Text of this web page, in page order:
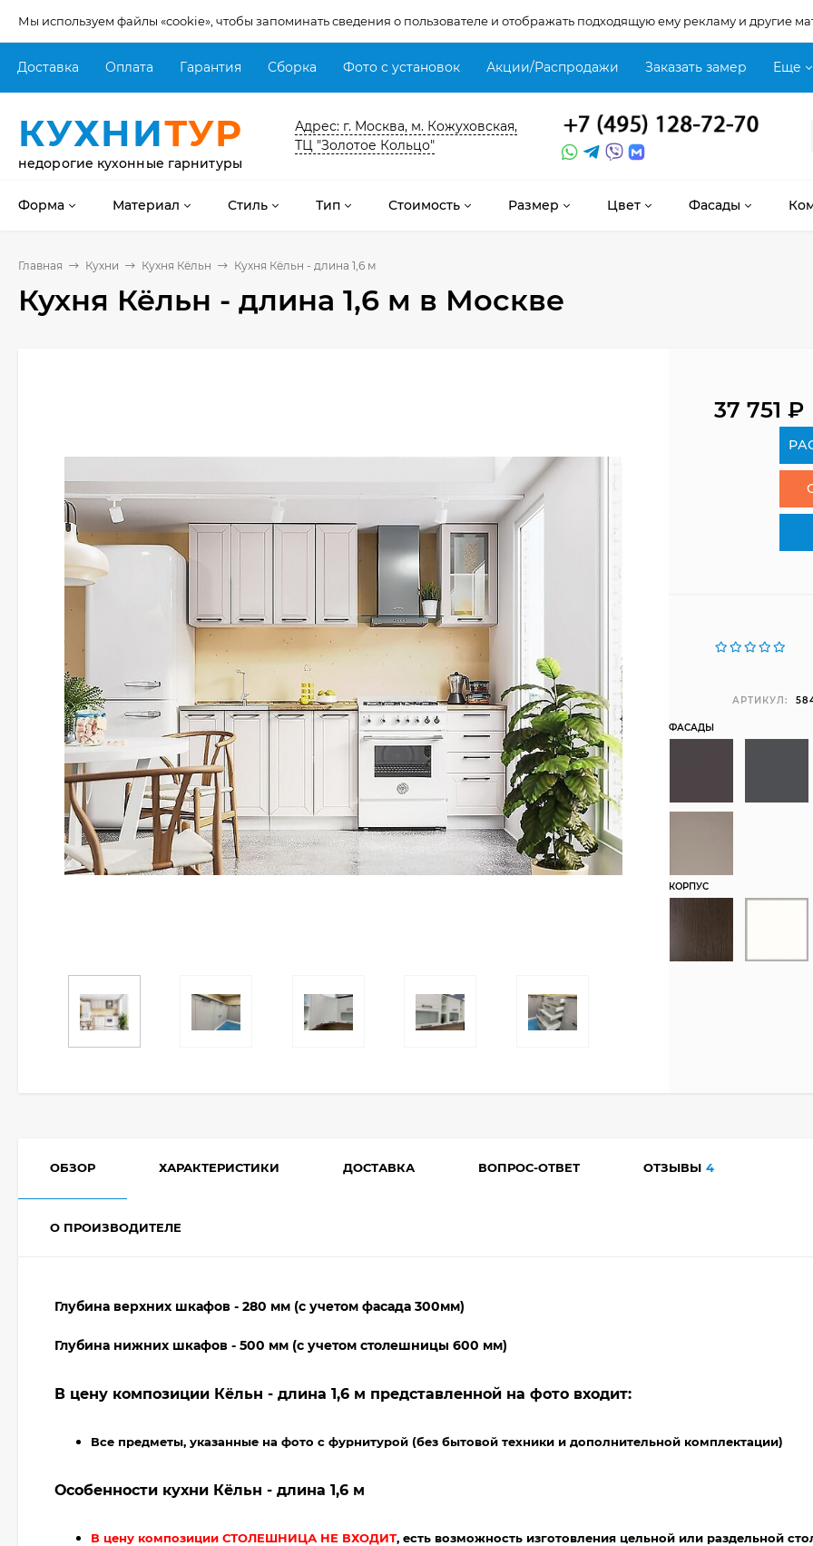
Мы используем файлы «cookie», чтобы запоминать сведения о пользователе и отображать подходящую ему рекламу и другие
Доставка Оплата Гарантия Сборка Фото с установок Акции/Распродажи Заказать замер Еще
КУХНИТУР
недорогие кухонные гарнитуры
Адрес: г. Москва, м. Кожуховская,
ТЦ "Золотое Кольцо"
Форма Материал Стиль Тип Стоимость Размер Цвет Фасады
Главная Кухни Кухня Кёльн Кухня Кёльн - длина 1,6 м
Кухня Кёльн - длина 1,6 м в Москве
37 751₽
АРТИКУЛ:
ФАСАДЫ
КОРПУС
ОБЗОР ХАРАКТЕРИСТИКИ ДОСТАВКА ВОПРОС-ОТВЕТ ОТЗЫВЫ 4
О ПРОИЗВОДИТЕЛЕ
Глубина верхних шкафов - 280 мм (с учетом фасада 300мм)
Глубина нижних шкафов - 500 мм (с учетом столешницы 600 мм)
В цену композиции Кёльн - длина 1,6 м представленной на фото входит:
Все предметы, указанные на фото с фурнитурой (без бытовой техники и дополнительной комплектации)
Особенности кухни Кёльн - длина 1,6 м
В цену композиции СТОЛЕШНИЦА НЕ ВХОДИТ, есть возможность изготовления цельной или раздельной